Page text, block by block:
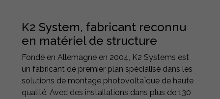
K2 System, fabricant reconnu
en matériel de structure
Fondé en Allemagne en 2004, K2 Systems est
un fabricant de premier plan spécialisé dans les
solutions de montage photovoltaïque de haute
qualité. Avec des installations dans plus de 130